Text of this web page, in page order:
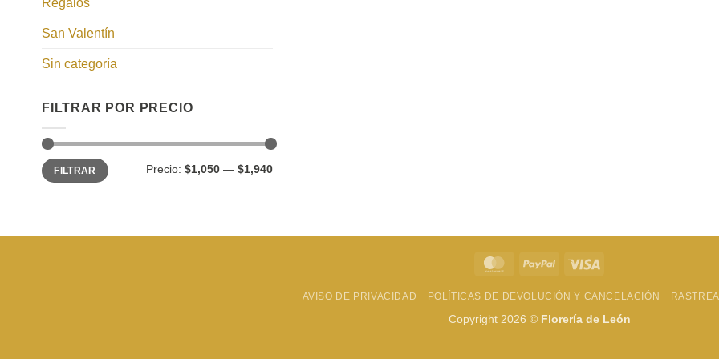
Regalos
San Valentín
Sin categoría
FILTRAR POR PRECIO
Precio
mínimo
Precio
máximo
FILTRAR Precio: $1,050— $1,940
MasterCardPayPal
AVISO DE PRIVACIDAD POLÍTICAS DE DEVOLUCIÓN Y CANCELACIÓN
Copyright 2026 © Florería de León